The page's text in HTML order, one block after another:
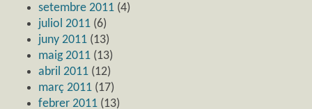
setembre 2011 (4)
juliol 2011 (6)
juny 2011 (13)
maig 2011 (13)
abril 2011 (12)
març 2011 (17)
febrer 2011 (13)